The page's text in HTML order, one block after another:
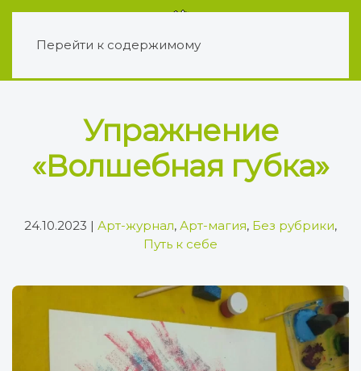
Перейти к содержимому
Упражнение
«Волшебная губка»
24.10.2023 | Арт-журнал, Арт-магия, Без рубрики,
Путь к себе